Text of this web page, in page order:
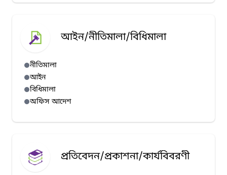
আইন/নীতিমালা/বিধিমালা
নীতিমালা
আইন
বিধিমালা
অফিস আদেশ
প্রতিবেদন/প্রকাশনা/কার্যবিবরণী